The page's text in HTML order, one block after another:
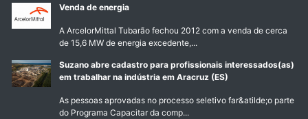
Venda de energia
A ArcelorMittal Tubarão fechou 2012 com a venda de cerca
de 15,6 MW de energia excedente,...
Suzano abre cadastro para profissionais interessados(as)
em trabalhar na indústria em Aracruz (ES)
As pessoas aprovadas no processo seletivo far&atilde;o parte
do Programa Capacitar da comp...